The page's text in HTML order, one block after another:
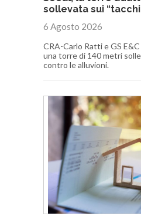
sollevata sui
6 Agosto 2026
CRA-Carlo Ratti e GS
una torre di 140 metri
contro le alluvioni.